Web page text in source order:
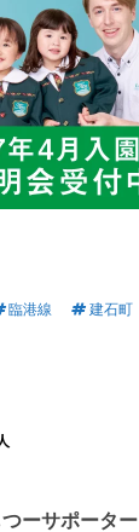
臨港線 建石町
ーサポーター